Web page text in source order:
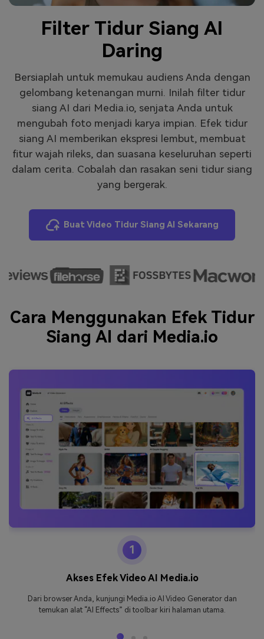
FAQs Hubungi Kami
Postingan Terbaru
Jelajahi Lebih Banyak >>
Berkreasi dengan AI
Filter Tidur Siang AI
Daring
Bersiaplah untuk memukau audiens Anda dengan
gelombang ketenangan murni. Inilah filter tidur
siang AI dari Media.io, senjata Anda untuk
mengubah foto menjadi karya impian. Efek tidur
siang AI memberikan ekspresi lembut, membuat
fitur wajah rileks, dan suasana keseluruhan seperti
dalam cerita. Cobalah dan rasakan seni tidur siang
yang bergerak.
Buat Video Tidur Siang AI Sekarang
Cara Menggunakan Efek Tidur
Siang AI dari Media.io
1
Akses Efek Video AI Media.io
Dari browser Anda, kunjungi Media.io AI Video Generator dan
temukan alat “AI Effects” di toolbar kiri halaman utama.